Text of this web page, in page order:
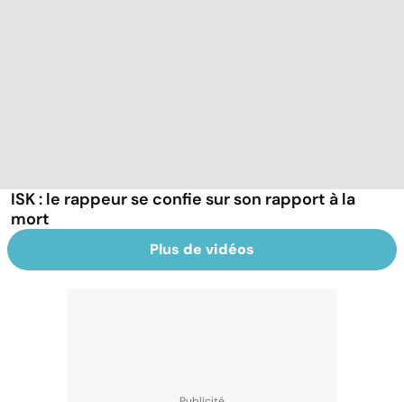
ISK : le rappeur se confie sur son rapport à la
mort
Plus de vidéos